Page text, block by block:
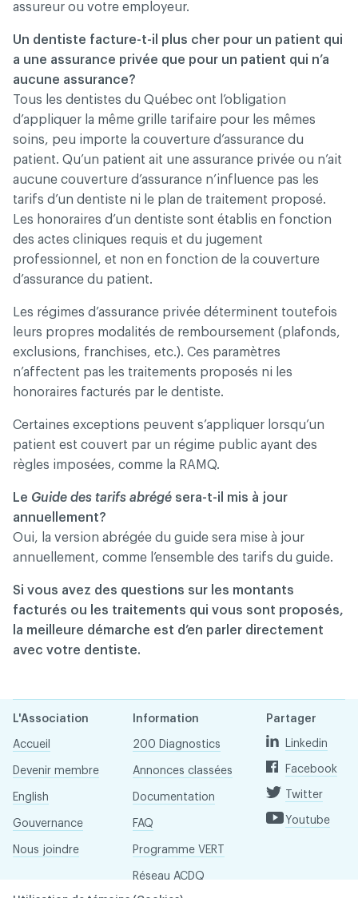
assureur ou votre employeur.
Un dentiste facture-t-il plus cher pour un patient qui
a une assurance privée que pour un patient qui n’a
aucune assurance?
Tous les dentistes du Québec ont l’obligation
d’appliquer la même grille tarifaire pour les mêmes
soins, peu importe la couverture d’assurance du
patient. Qu’un patient ait une assurance privée ou n’ait
aucune couverture d’assurance n’influence pas les
tarifs d’un dentiste ni le plan de traitement proposé.
Les honoraires d’un dentiste sont établis en fonction
des actes cliniques requis et du jugement
professionnel, et non en fonction de la couverture
d’assurance du patient.
Les régimes d’assurance privée déterminent toutefois
leurs propres modalités de remboursement (plafonds,
exclusions, franchises, etc.). Ces paramètres
n’affectent pas les traitements proposés ni les
honoraires facturés par le dentiste.
Certaines exceptions peuvent s’appliquer lorsqu’un
patient est couvert par un régime public ayant des
règles imposées, comme la RAMQ.
Le Guide des tarifs abrégé sera-t-il mis à jour
annuellement?
Oui, la version abrégée du guide sera mise à jour
annuellement, comme l’ensemble des tarifs du guide.
Si vous avez des questions sur les montants
facturés ou les traitements qui vous sont proposés,
la meilleure démarche est d’en parler directement
avec votre dentiste.
L'Association
Accueil
Devenir membre
English
Gouvernance
Nous joindre
Information
200 Diagnostics
Annonces classées
Documentation
FAQ
Programme VERT
Réseau ACDQ
Partager
Linkedin
Facebook
Twitter
Youtube